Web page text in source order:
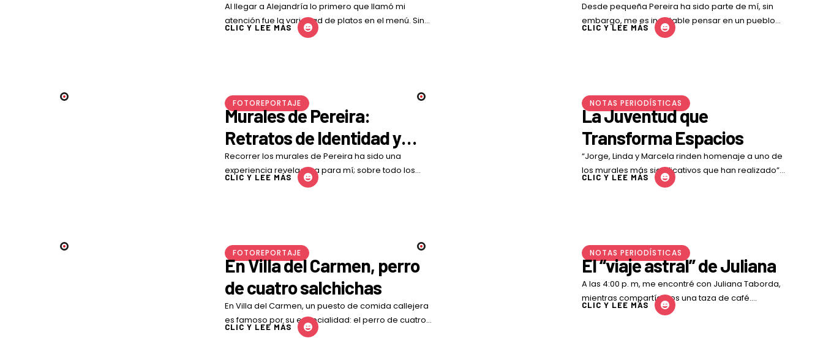
Al llegar a Alejandría lo primero que llamó mi
atención fue la variedad de platos en el menú. Sin
embargo, al ser un …
CLIC Y LEE MÁS
Desde pequeña Pereira ha sido parte de mí, sin
embargo, me es inevitable pensar en un pueblo
ubicado en un rinconcito de Risaralda: …
CLIC Y LEE MÁS
FOTOREPORTAJE
Murales de Pereira:
Retratos de Identidad y
Naturaleza
Recorrer los murales de Pereira ha sido una
experiencia reveladora para mí; sobre todo los
murales que plasman las comunidades indígenas y
CLIC Y LEE MÁS
NOTAS PERIODÍSTICAS
La Juventud que
Transforma Espacios
“Jorge, Linda y Marcela rinden homenaje a uno de
los murales más significativos que han realizado”
Jorge Cardona, muralista de 35 años con …
CLIC Y LEE MÁS
FOTOREPORTAJE
En Villa del Carmen, perro
de cuatro salchichas
En Villa del Carmen, un puesto de comida callejera
es famoso por su especialidad: el perro de cuatro
salchichas, el más pedido por …
CLIC Y LEE MÁS
NOTAS PERIODÍSTICAS
El “viaje astral” de Juliana
A las 4:00 p. m, me encontré con Juliana Taborda,
mientras compartíamos una taza de café.
Comenzó a relatarme las experiencias que ha …
CLIC Y LEE MÁS